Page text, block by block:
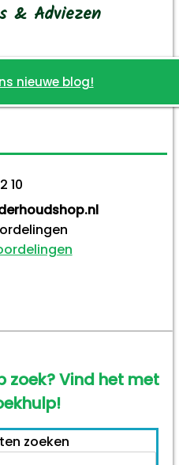
& Adviezen
nieuwe blog!
10
zoek? Vind het met
zoeken